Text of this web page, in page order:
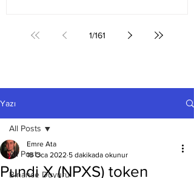
1/161
Yazı
All Posts
Binance Duyuru
All Posts
Pundi X (NPXS) token
Emre Ata
18 Oca 2022 5 dakikada okunur